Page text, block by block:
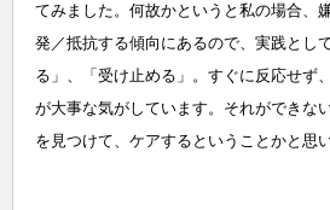
てみました。何故かというと私の場合、
発／抵抗する傾向にあるので、実践とし
る」、「受け止める」。すぐに反応せず
が大事な気がしています。それができな
を見つけて、ケアするということかと思い